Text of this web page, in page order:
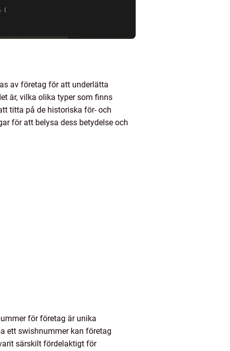
av företag för att underlätta
är, vilka olika typer som finns
titta på de historiska för- och
för att belysa dess betydelse och
för företag är unika
ett swishnummer kan företag
särskilt fördelaktigt för